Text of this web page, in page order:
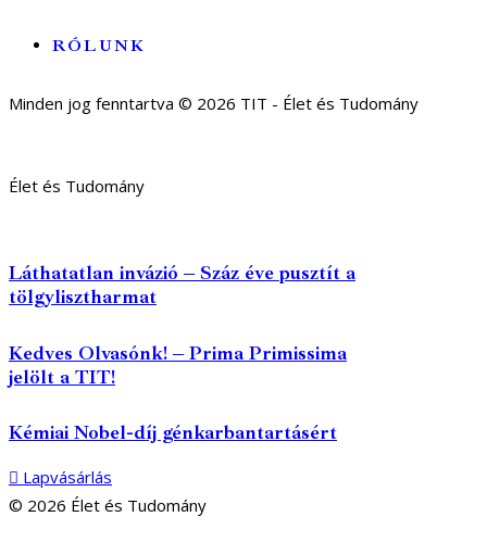
RÓLUNK
Minden jog fenntartva © 2026 TIT - Élet és Tudomány
Élet és Tudomány
Láthatatlan invázió – Száz éve pusztít a
tölgylisztharmat
Kedves Olvasónk! – Prima Primissima
jelölt a TIT!
Kémiai Nobel-díj génkarbantartásért
Lapvásárlás
© 2026 Élet és Tudomány